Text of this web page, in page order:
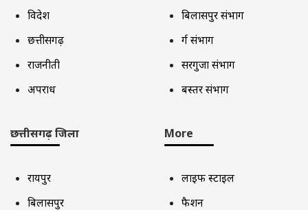
विदेश
छत्तीसगढ़
राजनीती
अपराध
बिलासपुर संभाग
दुर्ग संभाग
सरगुजा संभाग
बस्तर संभाग
छत्तीसगढ़ जिला
रायपुर
बिलासपुर
More
लाइफ स्टाइल
फैशन